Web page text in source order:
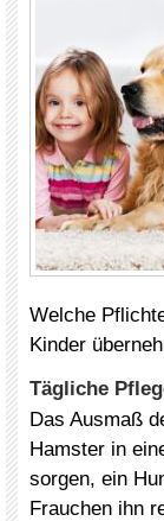
Welche
Kinder
Tägliche
Das Ausmaß
Hamster in
sorgen, ein
Frauchen ihn